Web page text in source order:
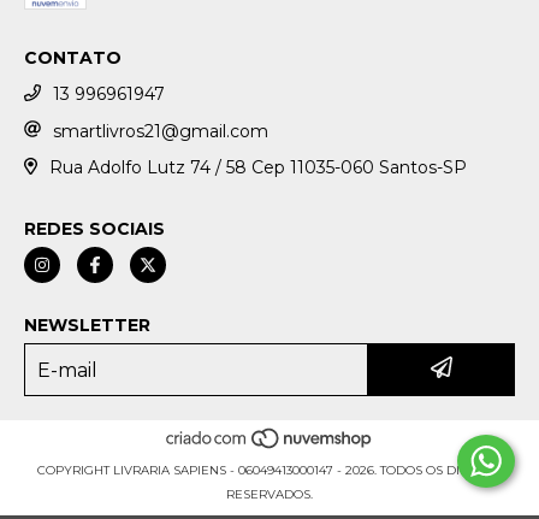
CONTATO
13 996961947
smartlivros21@gmail.com
Rua Adolfo Lutz 74 / 58 Cep 11035-060 Santos-SP
REDES SOCIAIS
NEWSLETTER
COPYRIGHT LIVRARIA SAPIENS - 06049413000147 - 2026. TODOS OS DIREITOS
RESERVADOS.